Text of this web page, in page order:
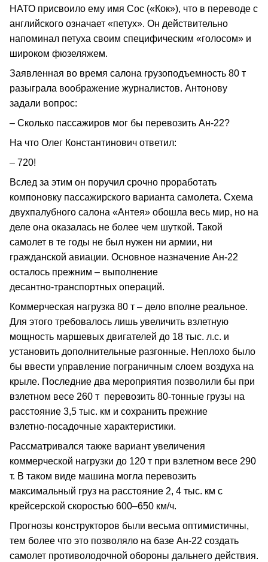
НАТО присвоило ему имя Сос («Кок»), что в переводе с
английского означает «петух». Он действительно
напоминал петуха своим специфическим «голосом» и
широком фюзеляжем.
Заявленная во время салона грузоподъемность 80 т
разыграла воображение журналистов. Антонову
задали вопрос:
– Сколько пассажиров мог бы перевозить Ан‑22?
На что Олег Константинович ответил:
– 720!
Вслед за этим он поручил срочно проработать
компоновку пассажирского варианта самолета. Схема
двухпалубного салона «Антея» обошла весь мир, но на
деле она оказалась не более чем шуткой. Такой
самолет в те годы не был нужен ни армии, ни
гражданской авиации. Основное назначение Ан‑22
осталось прежним – выполнение
десантно‑транспортных операций.
Коммерческая нагрузка 80 т – дело вполне реальное.
Для этого требовалось лишь увеличить взлетную
мощность маршевых двигателей до 18 тыс. л.с. и
установить дополнительные разгонные. Неплохо было
бы ввести управление пограничным слоем воздуха на
крыле. Последние два мероприятия позволили бы при
взлетном весе 260 т перевозить 80‑тонные грузы на
расстояние 3,5 тыс. км и сохранить прежние
взлетно‑посадочные характеристики.
Рассматривался также вариант увеличения
коммерческой нагрузки до 120 т при взлетном весе 290
т. В таком виде машина могла перевозить
максимальный груз на расстояние 2, 4 тыс. км с
крейсерской скоростью 600–650 км/ч.
Прогнозы конструкторов были весьма оптимистичны,
тем более что это позволяло на базе Ан‑22 создать
самолет противолодочной обороны дальнего действия.